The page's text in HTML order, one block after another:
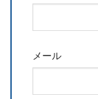
メール